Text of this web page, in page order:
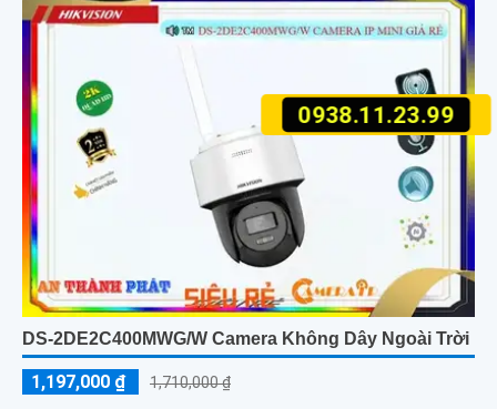
0938.11.23.99
DS-2DE2C400MWG/W Camera Không Dây Ngoài Trời
1,197,000 ₫ 1,710,000 ₫